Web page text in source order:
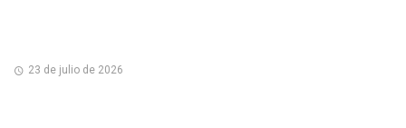
23 de julio de 2026